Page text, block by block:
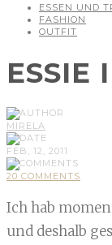
ESSEN UND
FASHION
OUTFIT
ESSIE
MIRELA
FEB, 12, 2011
20 COMMENTS
Ich hab
und deshalb